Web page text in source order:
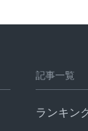
記事一覧
ランキン